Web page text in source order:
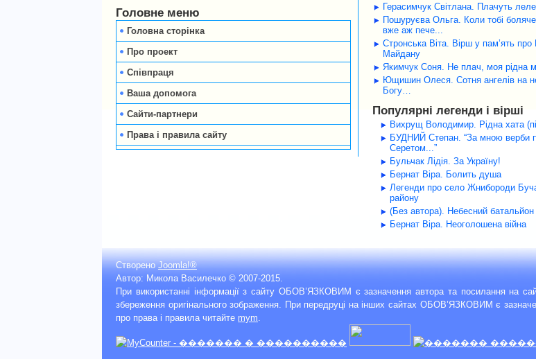
Головне меню
Головна сторінка
Про проект
Співпраця
Ваша допомога
Сайти-партнери
Права і правила сайту
Герасимчук Світлана. Плачуть
Пошуруєва Ольга. Коли тобі
вже аж пече...
Стронська Віта. Вірш у пам’ять про
Майдану
Якимчук Соня. Не плач, моя рідна
Ющишин Олеся. Сотня ангелів на
Богу…
Популярні легенди і вірші
Вихрущ Володимир. Рідна хата
БУДНИЙ Степан. “За мною верби
Серетом...”
Бульчак Лідія. За Україну!
Бернат Віра. Болить душа
Легенди про село Жнибороди
району
(Без автора). Небесний батальйон
Бернат Віра. Неоголошена війна
СтвореноJoomla!®
Автор: Микола Василечко © 2007-2015.
При використанні інформації з сайту ОБОВ’ЯЗКОВИМ є зазначення автора та посилання
збереження оригінального зображення. При передруці на інших сайтах ОБОВ’ЯЗКОВИМ є
про права і правила читайте mym.